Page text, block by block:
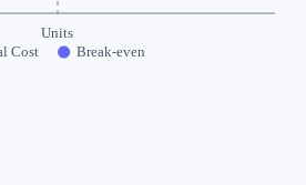
Units
Cost Break-even